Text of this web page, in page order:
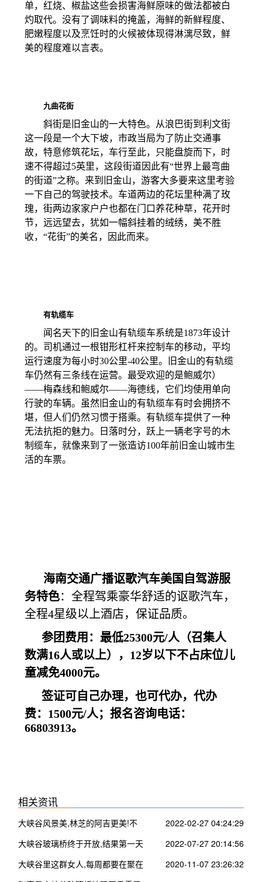
单，红烧、椒盐这些会损害海鲜原味的做法都被白
灼取代。没有了调味料的掩盖，海鲜的新鲜程度、
肥嫩程度以及烹饪时的火候被体现得淋漓尽致，鲜
美的程度难以言表。
九曲花街
斜街是旧金山的一大特色。从浪巴街到利文街
这一段是一个大下坡，市政当局为了防止交通事
故，特意修筑花坛，车行至此，只能盘旋而下，时
速不得超过5英里，这段街道因此有“世界上最弯曲
的街道”之称。来到旧金山，游客大多要来这里考验
一下自己的驾驶技术。车道两边的花坛里种满了玫
瑰，街两边家家户户也都在门口养花种草，花开时
节，远远望去，犹如一幅斜挂着的绒绣，美不胜
收，“花街”的美名，因此而来。
有轨缆车
闻名天下的旧金山有轨缆车系统是1873年设计
的。司机通过一根钳形杠杆来控制车的移动，平均
运行速度为每小时30公里-40公里。旧金山的有轨缆
车仍然有三条线在运营。最受欢迎的是鲍威尔）
——梅森线和鲍威尔——海德线，它们均使用单向
行驶的车辆。虽然旧金山的有轨缆车有时会拥挤不
堪，但人们仍然习惯于搭乘。有轨缆车提供了一种
无法抗拒的魅力。日落时分，跃上一辆老字号的木
制缆车，就像来到了一张造访100年前旧金山城市生
活的车票。
海南交通广播讴歌汽车美国自驾游服
务特色：全程驾乘豪华舒适的讴歌汽车，
全程4星级以上酒店，保证品质。
参团费用：最低25300元/人（召集人
数满16人或以上），12岁以下不占床位儿
童减免4000元。
签证可自己办理，也可代办，代办
费：1500元/人； 报名咨询电话：
66803913。
相关资讯
大峡谷风景美,林芝的阿吉更美!不
信你来看看……
2022-02-27 04:24:29
大峡谷玻璃桥终于开放,结果第一天
就出了这事!
2022-07-27 20:14:56
大峡谷里这群女人,每周都要在聚在
2020-11-07 23:26:32